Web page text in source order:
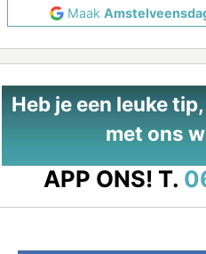
Maak
Heb je een leuke
met ons
APP ONS! T.